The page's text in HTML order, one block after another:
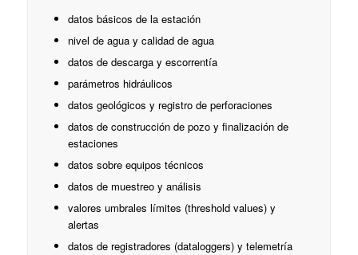
datos básicos de la estación
nivel de agua y calidad de agua
datos de descarga y escorrentía
parámetros hidráulicos
datos geológicos y registro de perforaciones
datos de construcción de pozo y finalización de
estaciones
datos sobre equipos técnicos
datos de muestreo y análisis
valores umbrales límites (threshold values) y
alertas
datos de registradores (dataloggers) y telemetría